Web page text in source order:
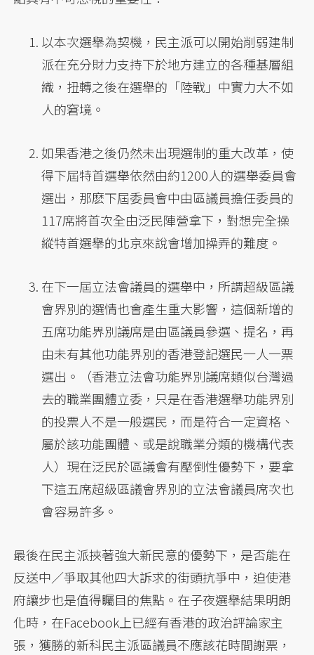
以本次選舉為契機，民主派可以開始削弱建制
派在充分財力支持下於地方建立的各種基層組
織，扭轉之後在選舉的「陸戰」中實力大不如
人的窘境。
如果香港之後仍然未出現選制的重大改革，使
得下屆特首選舉依然由約1200人的選舉委員會
選出，那麽下屆委員會中由區議員擔任委員的
117席將首次全由泛民陣營拿下，對想完全操
縱特首選舉的北京來說會增加操弄的難度。
在下一屆立法會議員的選舉中，所謂超級區議
會界別的選情也會產生重大影響，這個新增的
五席功能界別議席是由區議員參選、提名，再
由未有其他功能界別的香港登記選民一人一票
選出。（香港立法會功能界別議席類似台灣過
去的職業團體立委，只是在香港選舉功能界別
的投票人不是一般選民，而是符合一定資格、
屬於該功能團體、或是說職業分類的機構代表
人）現在泛民於區議會有壓倒性優勢下，要拿
下這五席超級區議會界別的立法會議員席次也
會容易許多。
最後在民主派挾著強大新民意的優勢下，是否能在
反送中／爭取其他四大訴求的街頭抗爭中，迫使港
府讓步也是值得矚目的焦點。在子夜選舉結果明朗
化時，在Facebook上已經有香港的政治評論家主
張，獲勝的新科民主派區議員不應該花時間謝票，